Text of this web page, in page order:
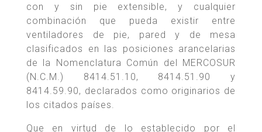
con y sin pie extensible, y cualquier
combinación que pueda existir entre
ventiladores de pie, pared y de mesa
clasificados en las posiciones arancelarias
de la Nomenclatura Común del MERCOSUR
(N.C.M.) 8414.51.10, 8414.51.90 y
8414.59.90, declarados como originarios de
los citados países.
Que en virtud de lo establecido por el